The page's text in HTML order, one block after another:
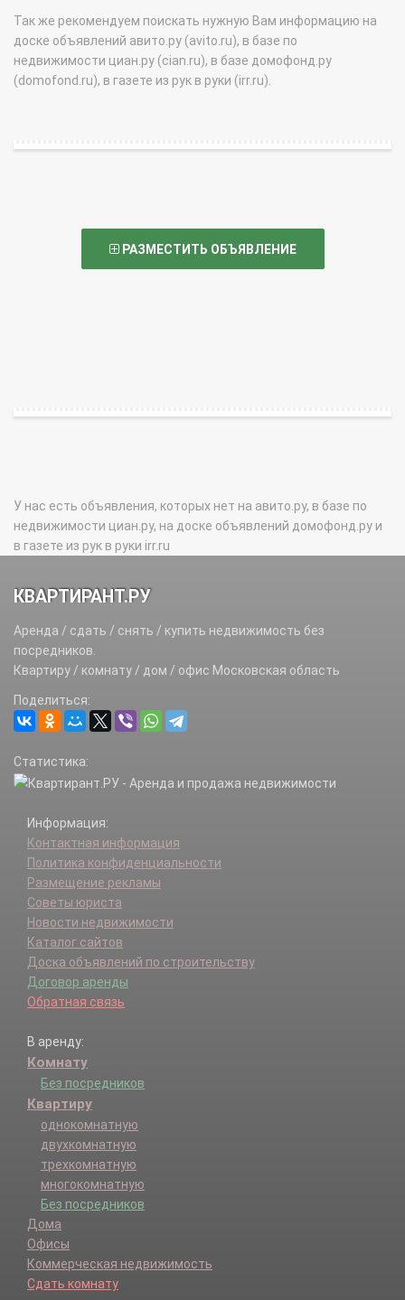
Так же рекомендуем поискать нужную Вам информацию на
доске объявлений авито.ру (avito.ru), в базе по
недвижимости циан.ру (cian.ru), в базе домофонд.ру
(domofond.ru), в газете из рук в руки (irr.ru).
РАЗМЕСТИТЬ ОБЪЯВЛЕНИЕ
У нас есть объявления, которых нет на авито.ру, в базе по
недвижимости циан.ру, на доске объявлений домофонд.ру и
в газете из рук в руки irr.ru
КВАРТИРАНТ.РУ
Аренда / сдать / снять / купить недвижимость без
посредников.
Квартиру / комнату / дом / офис Московская область
Поделиться:
Статистика:
Информация:
Контактная информация
Политика конфиденциальности
Размещение рекламы
Советы юриста
Новости недвижимости
Каталог сайтов
Доска объявлений по строительству
Договор аренды
Обратная связь
В аренду:
Комнату
Без посредников
Квартиру
однокомнатную
двухкомнатную
трехкомнатную
многокомнатную
Без посредников
Дома
Офисы
Коммерческая недвижимость
Сдать комнату